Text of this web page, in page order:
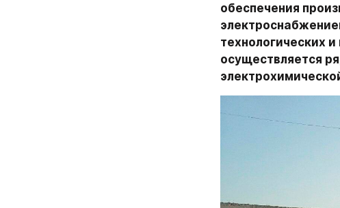
обеспечения
технологических
осуществляется